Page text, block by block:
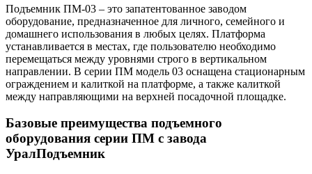
Подъемник ПМ-03 – это запатентованное заводом
оборудование, предназначенное для личного, семейного и
домашнего использования в любых целях. Платформа
устанавливается в местах, где пользователю необходимо
перемещаться между уровнями строго в вертикальном
направлении. В серии ПМ модель 03 оснащена стационарным
ограждением и калиткой на платформе, а также калиткой
между направляющими на верхней посадочной площадке.
Базовые преимущества подъемного
оборудования серии ПМ с завода
УралПодъемник